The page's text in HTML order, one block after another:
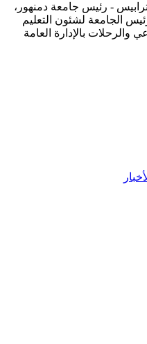
ترابيس - رئيس جامعة دمنهور،
الجامعة لشئون التعليم
والرحلات بالإدارة العامة